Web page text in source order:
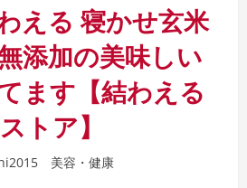
える 寝かせ玄米
添加の美味しい
ます【結わえる
トア】
美容・健康